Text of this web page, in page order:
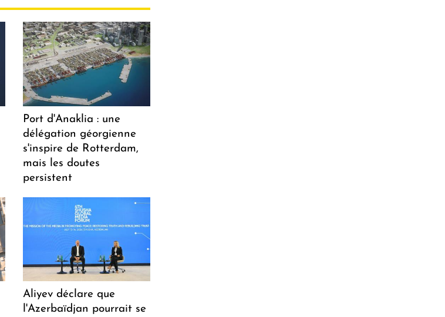
Port d'Anaklia : une
délégation géorgienne
s'inspire de Rotterdam,
mais les doutes
persistent
Aliyev déclare que
l'Azerbaïdjan pourrait se